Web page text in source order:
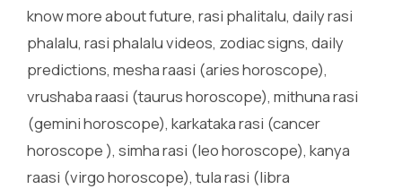
know more about future, rasi phalitalu, daily rasi
phalalu, rasi phalalu videos, zodiac signs, daily
predictions, mesha raasi (aries horoscope),
vrushaba raasi (taurus horoscope), mithuna rasi
(gemini horoscope), karkataka rasi (cancer
horoscope ), simha rasi (leo horoscope), kanya
raasi (virgo horoscope), tula rasi (libra